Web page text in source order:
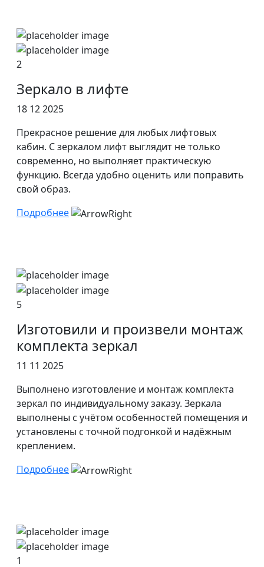
2
Зеркало в лифте
18 12 2025
Прекрасное решение для любых лифтовых
кабин. С зеркалом лифт выглядит не только
современно, но выполняет практическую
функцию. Всегда удобно оценить или поправить
свой образ.
Подробнее
5
Изготовили и произвели монтаж
комплекта зеркал
11 11 2025
Выполнено изготовление и монтаж комплекта
зеркал по индивидуальному заказу. Зеркала
выполнены с учётом особенностей помещения и
установлены с точной подгонкой и надёжным
креплением.
Подробнее
1